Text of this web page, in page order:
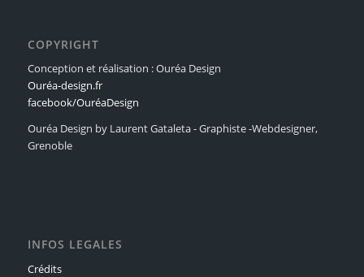
COPYRIGHT
Conception et réalisation : Ouréa Design
Ouréa-design.fr
facebook/OuréaDesign
Ouréa Design by Laurent Gataleta - Graphiste -Webdesigner,
Grenoble
INFOS LEGALES
Crédits